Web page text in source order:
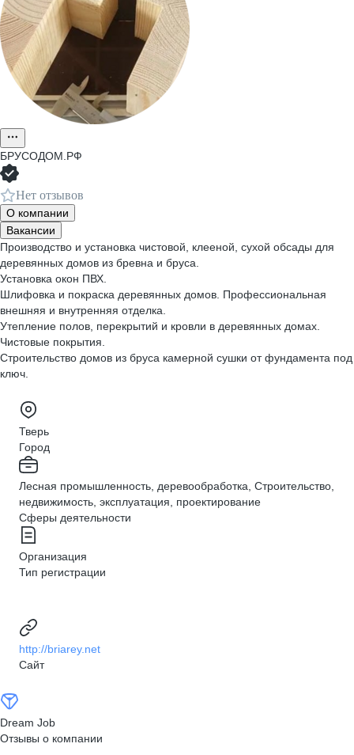
БРУСОДОМ.РФ
Нет отзывов
О компании
Вакансии
Производство и установка чистовой, клееной, сухой обсады для
деревянных домов из бревна и бруса.
Установка окон ПВХ.
Шлифовка и покраска деревянных домов. Профессиональная
внешняя и внутренняя отделка.
Утепление полов, перекрытий и кровли в деревянных домах.
Чистовые покрытия.
Строительство домов из бруса камерной сушки от фундамента под
ключ.
Тверь
Город
Лесная промышленность, деревообработка, Строительство,
недвижимость, эксплуатация, проектирование
Сферы деятельности
Организация
Тип регистрации
http://briarey.net
Сайт
Dream Job
Отзывы о компании